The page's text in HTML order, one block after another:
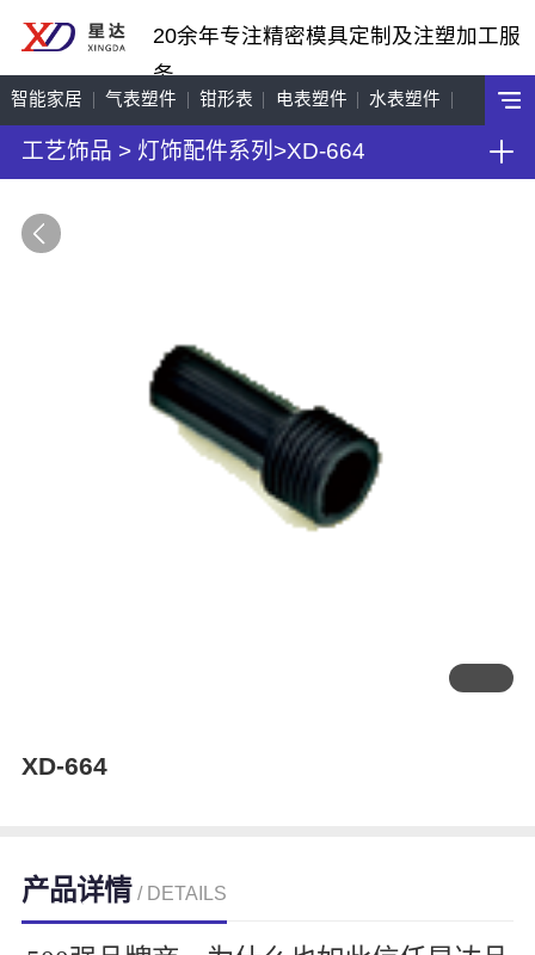
20余年专注精密模具定制及注塑加工服
务
智能家居 气表塑件 钳形表 电表塑件 水表塑件
工艺饰品 机车配件
工艺饰品 > 灯饰配件系列 >XD-664
XD-664
产品详情 / DETAILS